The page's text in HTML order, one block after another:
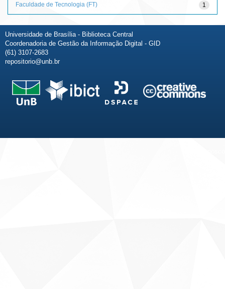
1
Faculdade de Tecnologia (FT)
Universidade de Brasília - Biblioteca Central
Coordenadoria de Gestão da Informação Digital - GID
(61) 3107-2683
repositorio@unb.br